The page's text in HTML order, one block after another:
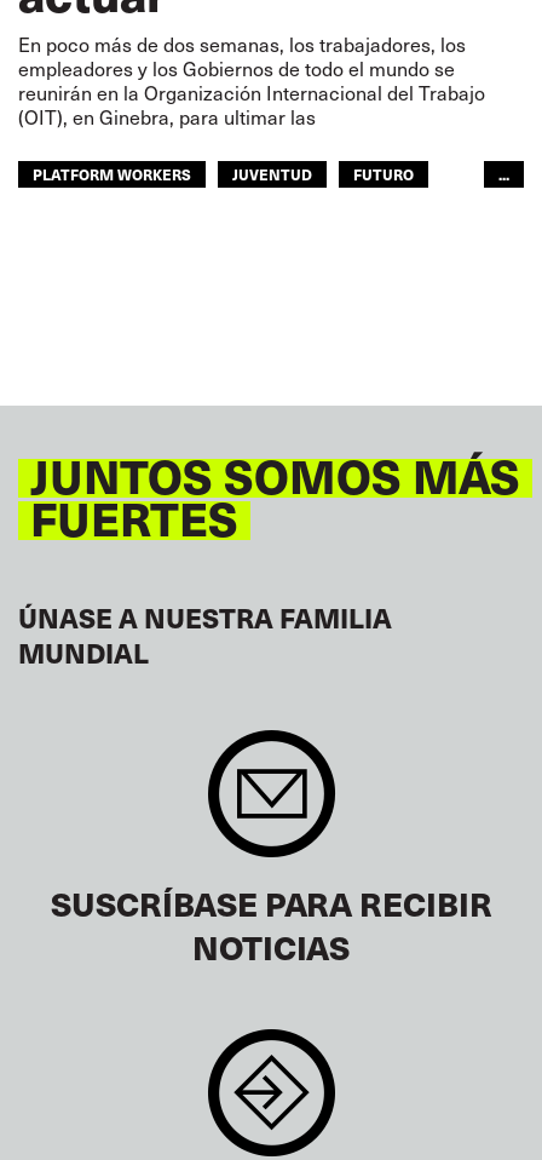
En poco más de dos semanas, los trabajadores, los
empleadores y los Gobiernos de todo el mundo se
reunirán en la Organización Internacional del Trabajo
(OIT), en Ginebra, para ultimar las
PLATFORM WORKERS JUVENTUD
FUTURO
...
JUNTOS SOMOS MÁS
FUERTES
ÚNASE A NUESTRA FAMILIA
MUNDIAL
SUSCRÍBASE PARA RECIBIR
NOTICIAS